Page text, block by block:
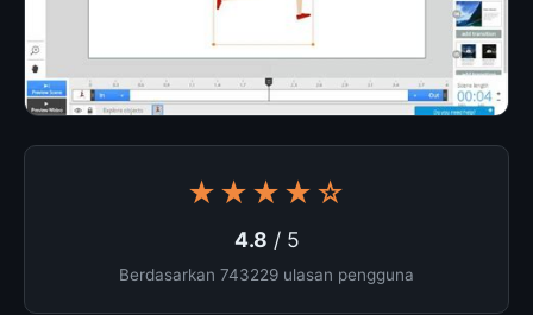
★★★★☆
4.8 / 5
Berdasarkan 743229 ulasan pengguna